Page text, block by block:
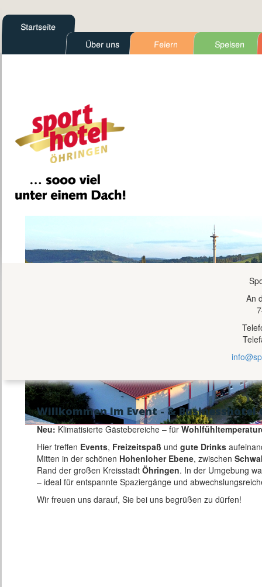
Startseite
Über uns
Feiern Speisen
An
Willkommen im Event - & Businesshotel
Neu: Klimatisierte Gästebereiche – für
Hier treffen Events, Freizeitspaß und gute Drinks
Mitten in der schönen Hohenloher Ebene, zwischen
Rand der großen Kreisstadt Öhringen. In der Umgebung
– ideal für entspannte Spaziergänge und
Wir freuen uns darauf, Sie bei uns begrüßen zu dürfen!